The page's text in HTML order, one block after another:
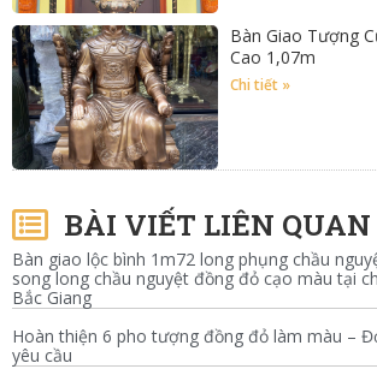
Bàn Giao Tượng
Cao 1,07m
Chi tiết »
BÀI VIẾT LIÊN QUAN
Bàn giao lộc bình 1m72 long phụng chầu
song long chầu nguyệt đồng đỏ cạo màu tại
Bắc Giang
Hoàn thiện 6 pho tượng đồng đỏ làm màu –
yêu cầu